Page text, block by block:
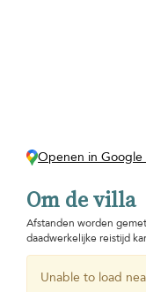
Openen in Google
Om de villa
Afstanden worden
daadwerkelijke reistijd
Unable to load